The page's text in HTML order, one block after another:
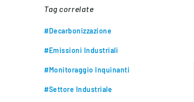
Tag correlate
#Decarbonizzazione
#Emissioni Industriali
#Monitoraggio Inquinanti
#Settore Industriale